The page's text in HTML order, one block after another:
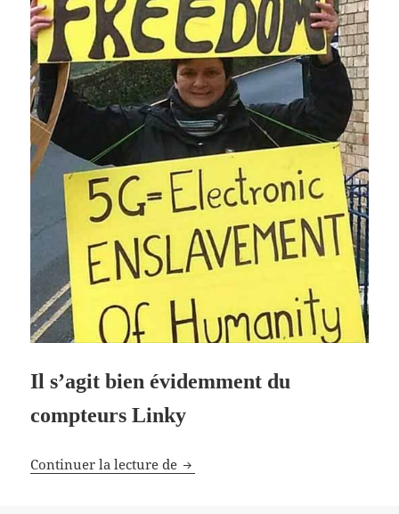
Il s’agit bien évidemment du
compteurs Linky
Continuer la lecture de Un outil de contrôle des